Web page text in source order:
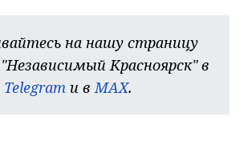
на нашу страницу
Красноярск" в
Telegram и в MAX.